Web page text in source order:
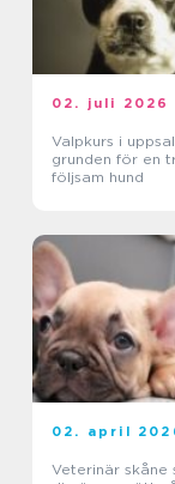
02. juli 2026
Valpkurs i
grunden för en
följsam hund
02. april
Veterinär skåne så hittar